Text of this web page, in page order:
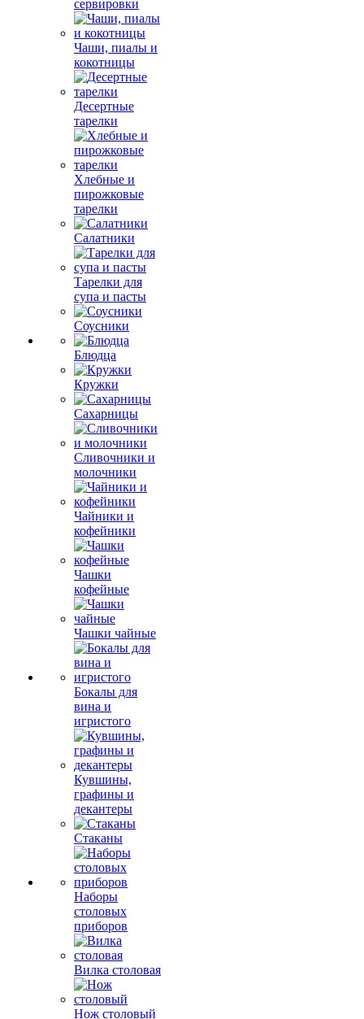
сервировки
Чаши, пиалы и
кокотницы
Десертные
тарелки
Хлебные и
пирожковые
тарелки
Салатники
Тарелки для
супа и пасты
Соусники
Блюдца
Кружки
Сахарницы
Сливочники и
молочники
Чайники и
кофейники
Чашки
кофейные
Чашки чайные
Бокалы для
вина и
игристого
Кувшины,
графины и
декантеры
Стаканы
Наборы
столовых
приборов
Вилка столовая
Нож столовый